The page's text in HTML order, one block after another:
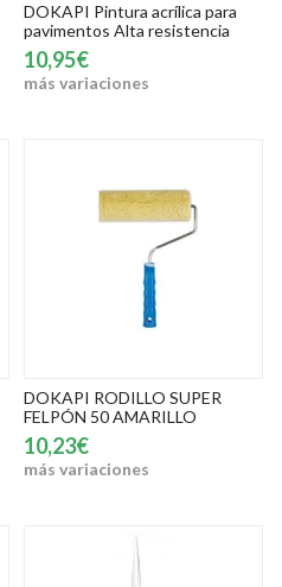
DOKAPI Pintura acrílica para
pavimentos Alta resistencia
10,95€
más variaciones
DOKAPI RODILLO SUPER
FELPÓN 50 AMARILLO
10,23€
más variaciones